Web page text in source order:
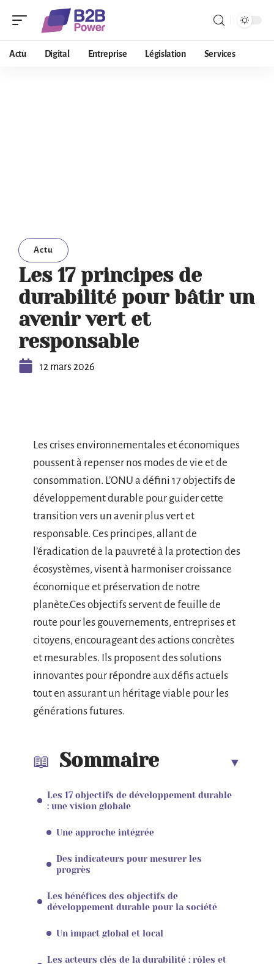
Actu Digital Entreprise Législation Services
Actu
Les 17 principes de
durabilité pour bâtir un
avenir vert et
responsable
12 mars 2026
Les crises environnementales et économiques
poussent à repenser nos modes de vie et de
consommation. L’ONU a défini 17 objectifs de
développement durable pour guider cette
transition vers un avenir plus vert et
responsable. Ces principes, allant de
l’éradication de la pauvreté à la protection des
écosystèmes, visent à harmoniser croissance
économique et préservation de notre
planète.Ces objectifs servent de feuille de
route pour les gouvernements, entreprises et
citoyens, encourageant des actions concrètes
et mesurables. Ils proposent des solutions
innovantes pour répondre aux défis actuels
tout en assurant un héritage viable pour les
générations futures.
Sommaire
Les 17 objectifs de développement durable
: une vision globale
Une approche intégrée
Des indicateurs pour mesurer les
progrès
Les bénéfices des objectifs de
développement durable pour la société
Un impact global et local
Les acteurs clés de la durabilité : rôles et